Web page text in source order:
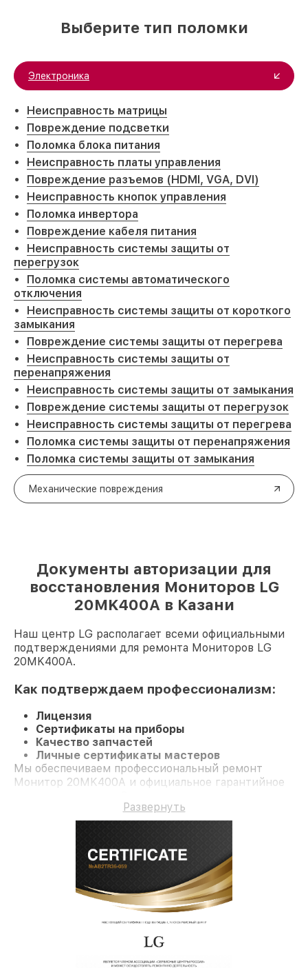
Выберите тип поломки
Электроника
Неисправность матрицы
Повреждение подсветки
Поломка блока питания
Неисправность платы управления
Повреждение разъемов (HDMI, VGA, DVI)
Неисправность кнопок управления
Поломка инвертора
Повреждение кабеля питания
Неисправность системы защиты от
перегрузок
Поломка системы автоматического
отключения
Неисправность системы защиты от короткого
замыкания
Повреждение системы защиты от перегрева
Неисправность системы защиты от
перенапряжения
Неисправность системы защиты от замыкания
Повреждение системы защиты от перегрузок
Неисправность системы защиты от перегрева
Поломка системы защиты от перенапряжения
Поломка системы защиты от замыкания
Механические повреждения
Документы авторизации для
восстановления Мониторов LG
20MK400A в Казани
Наш центр LG располагает всеми официальными
подтверждениями для ремонта Мониторов LG
20MK400A.
Как подтверждаем профессионализм:
Лицензия
Сертификаты на приборы
Качество запчастей
Личные сертификаты мастеров
Мы обеспечиваем профессиональный ремонт
Монитор 20MK400A и официальное гарантийное
Развернуть